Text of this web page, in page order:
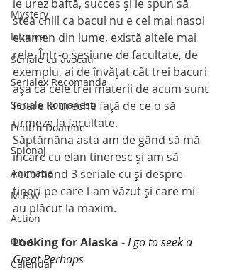
Mystery
Istorice
Seriale cu avocati
Serialex Recomanda
Seriale Romanesti
Pentru Doamne
Spionaj
Animatie
M.B.W
Action
On Air
Calendar
le urez baftă, succes şi le spun să
stea chill ca bacul nu e cel mai nasol
examen din lume, există altele mai
rele. Într-o sesiune de facultate, de
exemplu, ai de învăţat cât trei bacuri
aşa că cele trei materii de acum sunt
floare la ureche faţă de ce o să
urmeze la facultate.
Săptămâna asta am de gând să mă
încarc cu elan tineresc şi am să
recomand 3 seriale cu şi despre
tineri pe care l-am văzut şi care mi-
au plăcut la maxim.
Looking for Alaska - I go to seek a
Great Perhaps